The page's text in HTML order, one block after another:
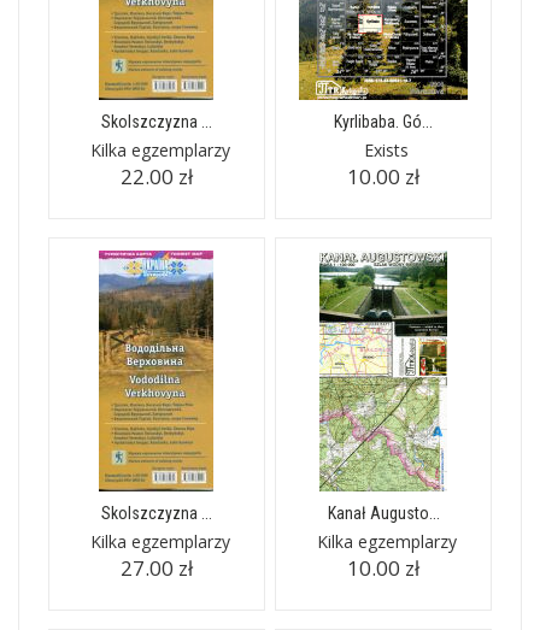
Skolszczyzna ...
Kilka egzemplarzy
22.00 zł
Kyrlibaba. Gó...
Exists
10.00 zł
Skolszczyzna ...
Kilka egzemplarzy
27.00 zł
Kanał Augusto...
Kilka egzemplarzy
10.00 zł